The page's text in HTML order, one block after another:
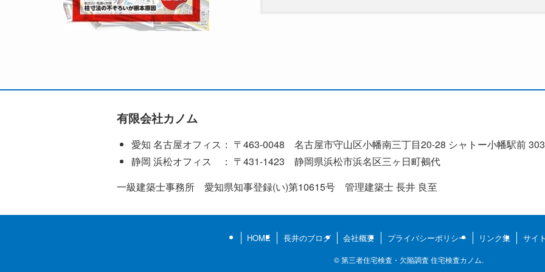
有限会社カノム
愛知 名古屋オフィス： 〒463-0048 名古屋市守山区小幡南三丁目20-28 シャトー小幡駅前 303
静岡 浜松オフィス ： 〒431‑1423 静岡県浜松市浜名区三ヶ日町鵺代
一級建築士事務所 愛知県知事登録(い)第10615号 管理建築士 長井 良至
HOME 長井のブログ 会社概要 プライバシーポリシー リンク集 サイ
©第三者住宅検査・欠陥調査 住宅検査カノム.